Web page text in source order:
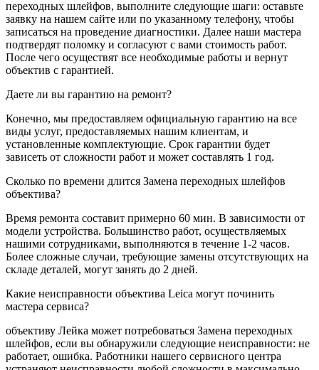
переходных шлейфов, выполните следующие шаги: оставьте
заявку на нашем сайте или по указанному телефону, чтобы
записаться на проведение диагностики. Далее наши мастера
подтвердят поломку и согласуют с вами стоимость работ.
После чего осуществят все необходимые работы и вернут
объектив с гарантией.
Даете ли вы гарантию на ремонт?
Конечно, мы предоставляем официальную гарантию на все
виды услуг, предоставляемых нашим клиентам, и
установленные комплектующие. Срок гарантии будет
зависеть от сложности работ и может составлять 1 год.
Сколько по времени длится Замена переходных шлейфов
объектива?
Время ремонта составит примерно 60 мин. В зависимости от
модели устройства. Большинство работ, осуществляемых
нашими сотрудниками, выполняются в течение 1-2 часов.
Более сложные случаи, требующие замены отсутствующих на
складе деталей, могут занять до 2 дней.
Какие неисправности объектива Leica могут починить
мастера сервиса?
объективу Лейка может потребоваться Замена переходных
шлейфов, если вы обнаружили следующие неисправности: не
работает, ошибка. Работники нашего сервисного центра